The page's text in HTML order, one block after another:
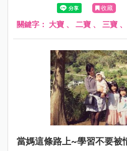
收藏
關鍵字： 大寶 、 二寶 、 三寶 、
當媽這條路上~學習不要被